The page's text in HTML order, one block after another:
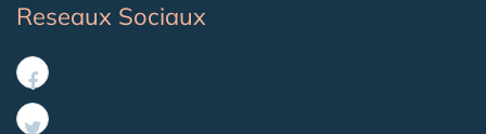
Reseaux Sociaux